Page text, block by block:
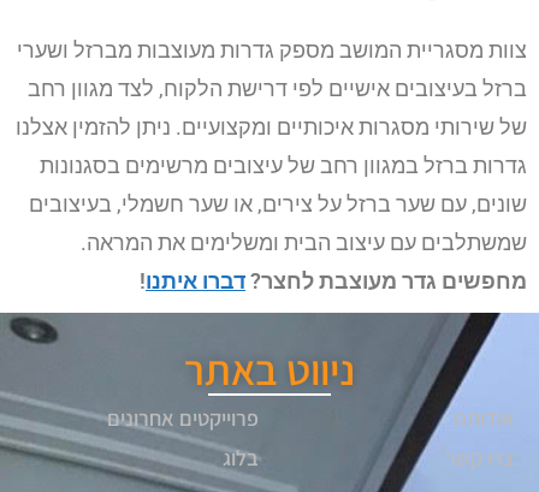
צוות מסגריית המושב מספק גדרות מעוצבות מברזל ושערי
ברזל בעיצובים אישיים לפי דרישת הלקוח, לצד מגוון רחב
של שירותי מסגרות איכותיים ומקצועיים. ניתן להזמין אצלנו
גדרות ברזל במגוון רחב של עיצובים מרשימים בסגנונות
שונים, עם שער ברזל על צירים, או שער חשמלי, בעיצובים
שמשתלבים עם עיצוב הבית ומשלימים את המראה.
מחפשים גדר מעוצבת לחצר?דברו איתנו!
ניווט באתר
אודותנו
צרו קשר
פרוייקטים אחרונים
בלוג